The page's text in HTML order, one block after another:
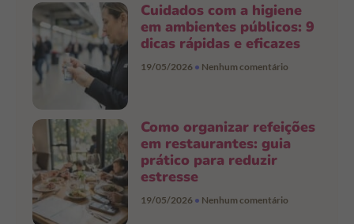
Cuidados com a higiene
em ambientes públicos: 9
dicas rápidas e eficazes
19/05/2026 Nenhum comentário
Como organizar refeições
em restaurantes: guia
prático para reduzir
estresse
19/05/2026 Nenhum comentário